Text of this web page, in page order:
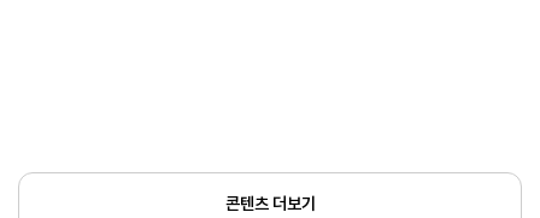
콘텐츠 더보기